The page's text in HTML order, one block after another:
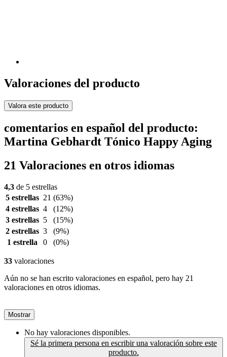
Valoraciones del producto
Valora este producto
comentarios en español del producto:
Martina Gebhardt Tónico Happy Aging
21 Valoraciones en otros idiomas
4,3 de 5 estrellas
5 estrellas 21 (63%)
4 estrellas 4
(12%)
3 estrellas 5
(15%)
2 estrellas 3
(9%)
1 estrella
0 (0%)
33 valoraciones
Aún no se han escrito valoraciones en español, pero hay 21
valoraciones en otros idiomas.
Mostrar
No hay valoraciones disponibles.
Sé la primera persona en escribir una valoración sobre este
producto.